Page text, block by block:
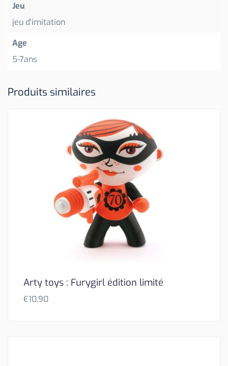
Jeu
jeu d'imitation
Age
5-7ans
Produits similaires
Arty toys : Furygirl édition limité
€10,90